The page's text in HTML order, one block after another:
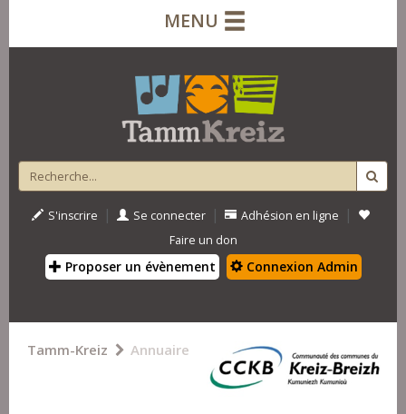
MENU
S'inscrire | Se connecter | Adhésion en ligne |
Faire un don
Proposer un évènement Connexion Admin
Tamm-Kreiz Annuaire